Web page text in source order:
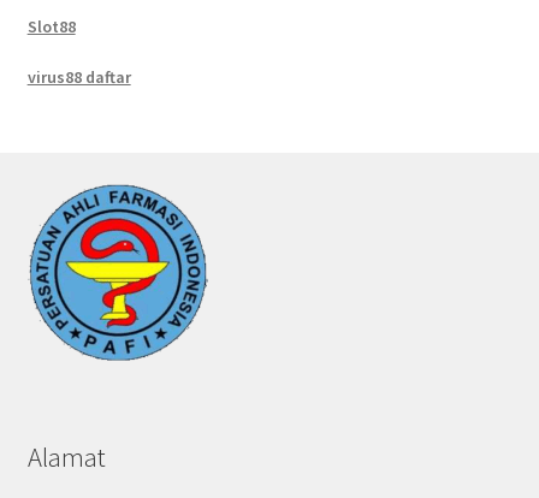
Slot88
virus88 daftar
Alamat